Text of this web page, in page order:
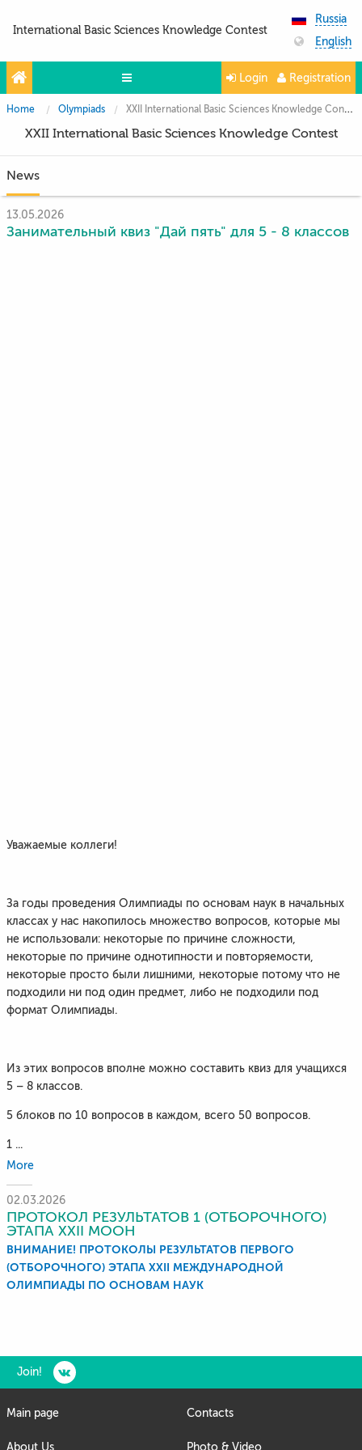
International Basic Sciences Knowledge Contest
Russia
English
Olympiads
Partners
Contacts
Photo & Video
Login Registration
Home Olympiads XXII International Basic Sciences Knowledge Contest
XXII International Basic Sciences Knowledge Contest
News
13.05.2026
Занимательный квиз "Дай пять" для 5 - 8 классов
Уважаемые коллеги!
За годы проведения Олимпиады по основам наук в начальных
классах у нас накопилось множество вопросов, которые мы
не использовали: некоторые по причине сложности,
некоторые по причине однотипности и повторяемости,
некоторые просто были лишними, некоторые потому что не
подходили ни под один предмет, либо не подходили под
формат Олимпиады.
Из этих вопросов вполне можно составить квиз для учащихся
5 – 8 классов.
5 блоков по 10 вопросов в каждом, всего 50 вопросов.
1 ...
More
02.03.2026
ПРОТОКОЛ РЕЗУЛЬТАТОВ 1 (ОТБОРОЧНОГО)
ЭТАПА XXII МООН
ВНИМАНИЕ! ПРОТОКОЛЫ РЕЗУЛЬТАТОВ ПЕРВОГО
(ОТБОРОЧНОГО) ЭТАПА XXII МЕЖДУНАРОДНОЙ
ОЛИМПИАДЫ ПО ОСНОВАМ НАУК
Join!
Main page
About Us
Contacts
Photo & Video